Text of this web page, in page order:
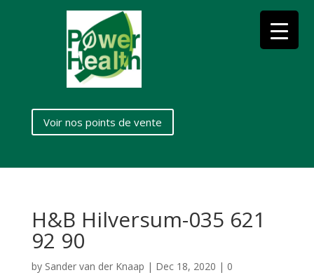
Voir nos points de vente
H&B Hilversum-035 621
92 90
by Sander van der Knaap | Dec 18, 2020 | 0